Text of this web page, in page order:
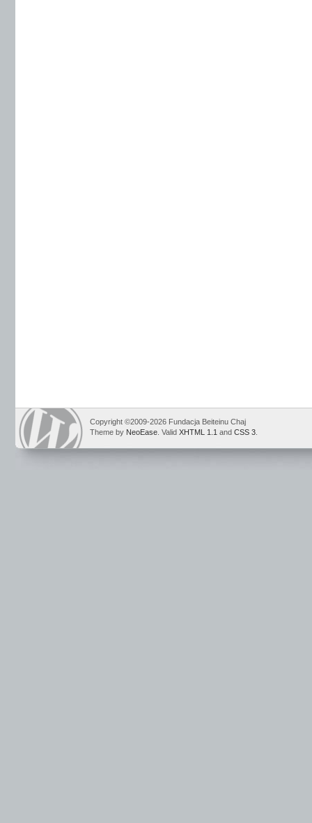
Copyright ©2009-2026 Fundacja Beiteinu Chaj
Theme by NeoEase . Valid XHTML 1.1 and CSS 3